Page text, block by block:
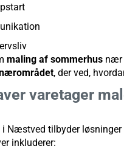
maling af sommerhus nær
, der ved,
varetager
Næstved tilbyder
inkluderer: